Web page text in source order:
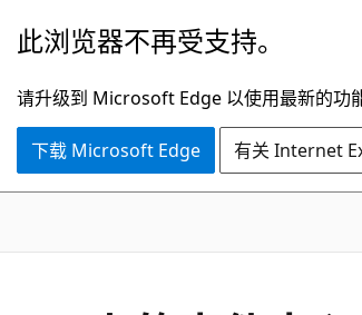
此浏览器不再受支持。
请升级到 Microsoft Edge 以使用最新的功
下载 Microsoft Edge 有关 Internet